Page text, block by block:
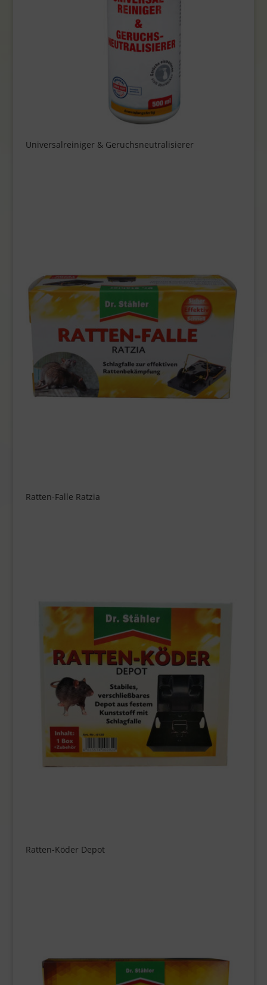
Universalreiniger & Geruchsneutralisierer
Ratten-Falle Ratzia
Ratten-Köder Depot